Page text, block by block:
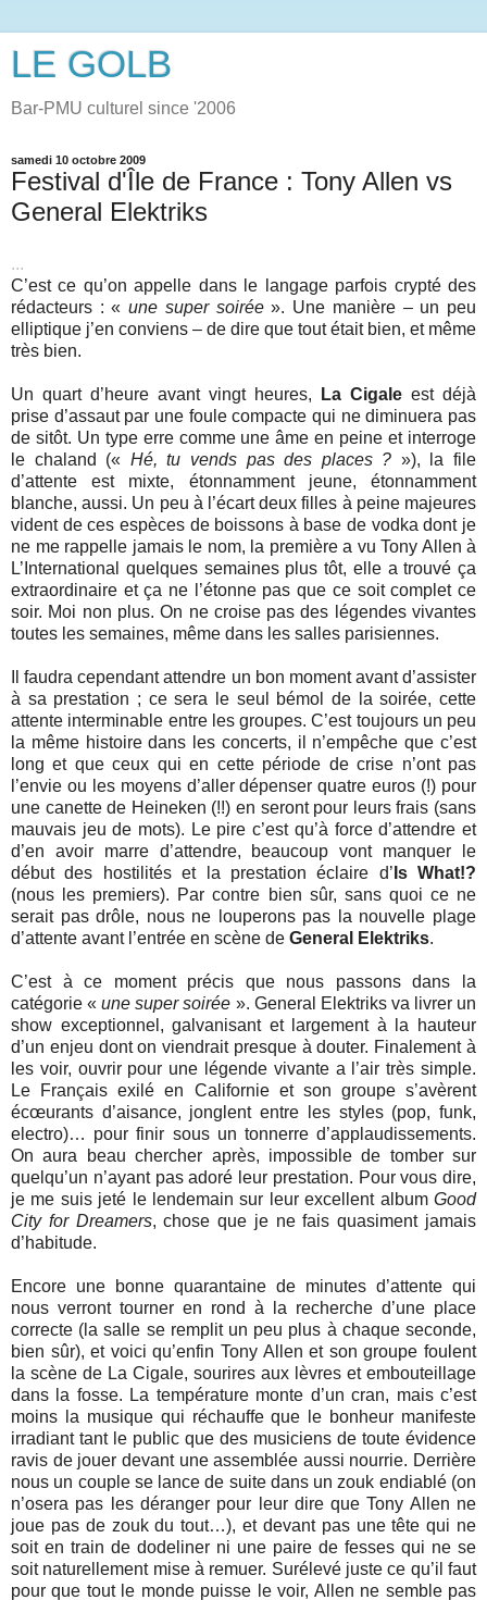
LE GOLB
Bar-PMU culturel since '2006
samedi 10 octobre 2009
Festival d'Île de France : Tony Allen vs
General Elektriks
...
C’est ce qu’on appelle dans le langage parfois crypté des
rédacteurs : «une super soirée». Une manière – un peu
elliptique j’en conviens – de dire que tout était bien, et même
très bien.
Un quart d’heure avant vingt heures, La Cigale est déjà
prise d’assaut par une foule compacte qui ne diminuera pas
de sitôt. Un type erre comme une âme en peine et interroge
le chaland (« Hé, tu vends pas des places ? »), la file
d’attente est mixte, étonnamment jeune, étonnamment
blanche, aussi. Un peu à l’écart deux filles à peine majeures
vident de ces espèces de boissons à base de vodka dont je
ne me rappelle jamais le nom, la première a vu Tony Allen à
L’International quelques semaines plus tôt, elle a trouvé ça
extraordinaire et ça ne l’étonne pas que ce soit complet ce
soir. Moi non plus. On ne croise pas des légendes vivantes
toutes les semaines, même dans les salles parisiennes.
Il faudra cependant attendre un bon moment avant d’assister
à sa prestation ; ce sera le seul bémol de la soirée, cette
attente interminable entre les groupes. C’est toujours un peu
la même histoire dans les concerts, il n’empêche que c’est
long et que ceux qui en cette période de crise n’ont pas
l’envie ou les moyens d’aller dépenser quatre euros (!) pour
une canette de Heineken (!!) en seront pour leurs frais (sans
mauvais jeu de mots). Le pire c’est qu’à force d’attendre et
d’en avoir marre d’attendre, beaucoup vont manquer le
début des hostilités et la prestation éclaire d’ Is What!?
(nous les premiers). Par contre bien sûr, sans quoi ce ne
serait pas drôle, nous ne louperons pas la nouvelle plage
d’attente avant l’entrée en scène de General Elektriks.
C’est à ce moment précis que nous passons dans la
catégorie «une super soirée ». General Elektriks va livrer un
show exceptionnel, galvanisant et largement à la hauteur
d’un enjeu dont on viendrait presque à douter. Finalement à
les voir, ouvrir pour une légende vivante a l’air très simple.
Le Français exilé en Californie et son groupe s’avèrent
écœurants d’aisance, jonglent entre les styles (pop, funk,
electro)… pour finir sous un tonnerre d’applaudissements.
On aura beau chercher après, impossible de tomber sur
quelqu’un n’ayant pas adoré leur prestation. Pour vous dire,
je me suis jeté le lendemain sur leur excellent album Good
City for Dreamers, chose que je ne fais quasiment jamais
d’habitude.
Encore une bonne quarantaine de minutes d’attente qui
nous verront tourner en rond à la recherche d’une place
correcte (la salle se remplit un peu plus à chaque seconde,
bien sûr), et voici qu’enfin Tony Allen et son groupe foulent
la scène de La Cigale, sourires aux lèvres et embouteillage
dans la fosse. La température monte d’un cran, mais c’est
moins la musique qui réchauffe que le bonheur manifeste
irradiant tant le public que des musiciens de toute évidence
ravis de jouer devant une assemblée aussi nourrie. Derrière
nous un couple se lance de suite dans un zouk endiablé (on
n’osera pas les déranger pour leur dire que Tony Allen ne
joue pas de zouk du tout…), et devant pas une tête qui ne
soit en train de dodeliner ni une paire de fesses qui ne se
soit naturellement mise à remuer. Surélevé juste ce qu’il faut
pour que tout le monde puisse le voir, Allen ne semble pas